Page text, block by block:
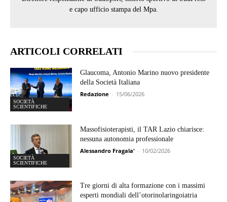
e capo ufficio stampa del Mpa.
ARTICOLI CORRELATI
SOCIETÀ
SCIENTIFICHE
Glaucoma, Antonio Marino nuovo presidente
della Società Italiana
Redazione - 15/06/2026
SOCIETÀ
SCIENTIFICHE
Massofisioterapisti, il TAR Lazio chiarisce:
nessuna autonomia professionale
Alessandro Fragala' - 10/02/2026
Tre giorni di alta formazione con i massimi
esperti mondiali dell’otorinolaringoiatria